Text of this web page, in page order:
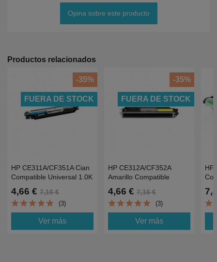
Opina sobre este producto
Productos relacionados
HP CE311A/CF351A Cian
Compatible Universal 1.0K
4,66 € 7,16 €
(3)
Ver más
-35%
FUERA DE STOCK
HP CE312A/CF352A
Amarillo Compatible
4,66 € 7,16 €
(3)
Ver más
-35%
FUERA DE STOCK
HP
14K